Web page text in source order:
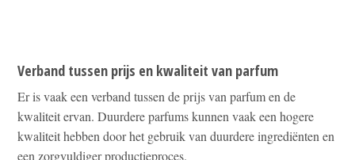
Verband tussen prijs en kwaliteit van parfum
Er is vaak een verband tussen de prijs van parfum en de
kwaliteit ervan. Duurdere parfums kunnen vaak een hogere
kwaliteit hebben door het gebruik van duurdere ingrediënten en
een zorgvuldiger productieproces.